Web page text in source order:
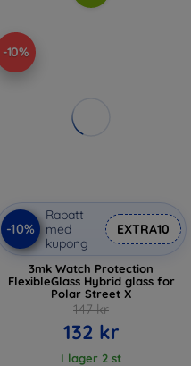
-10%
-10%
Rabatt
med
kupong
EXTRA10
3mk Watch Protection
FlexibleGlass Hybrid glass for
Polar Street X
147 kr
132 kr
I lager 2 st